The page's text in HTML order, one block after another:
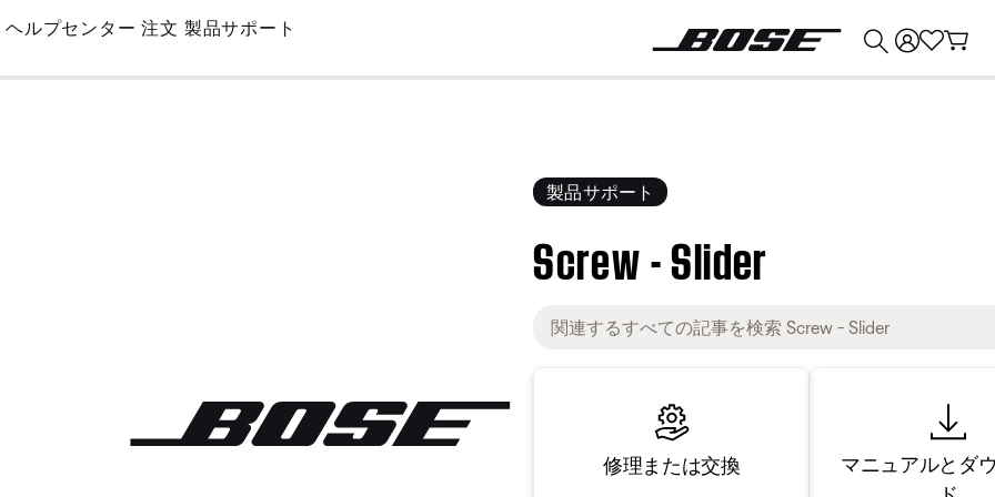
Skip
Main
ヘルプセンター 注文 製品サポート
製品サポート
Screw - Slider
修理または交換
マニュアルとダ